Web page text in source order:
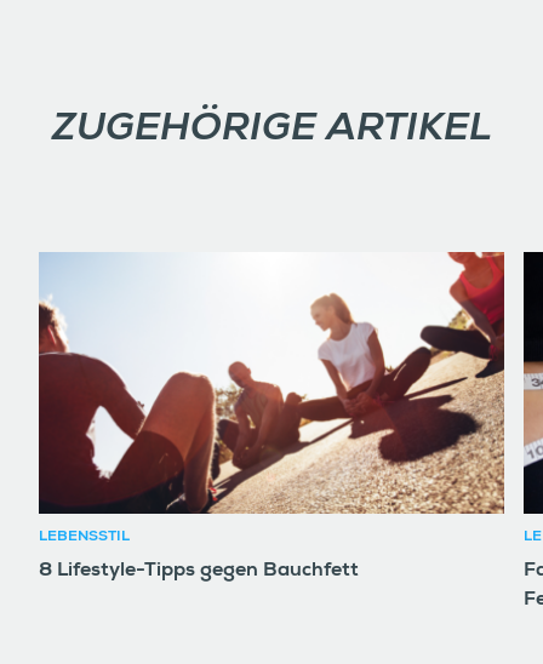
ZUGEHÖRIGE ARTIKEL
LEBENSSTIL
8 Lifestyle-Tipps gegen Bauchfett